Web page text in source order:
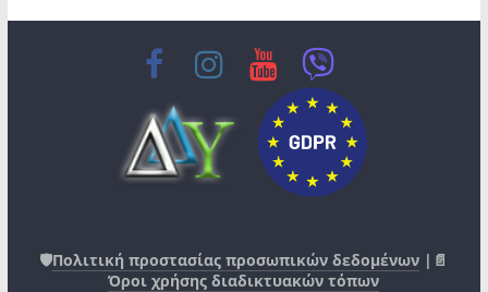
🛡️Πολιτική προστασίας προσωπικών δεδομένων |📄
Όροι χρήσης διαδικτυακών τόπων